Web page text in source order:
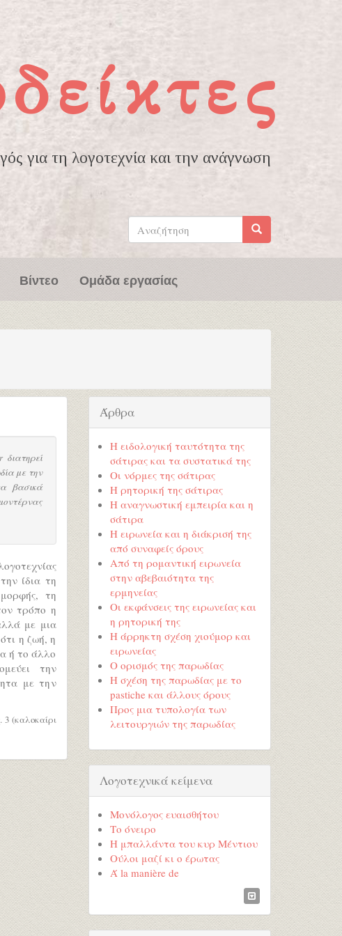
για τη λογοτεχνία και την ανάγνωση
Φόρμα
αναζήτησης
Αναζήτηση
Βίντεο Ομάδα εργασίας
με την
βασικά
ίδια τη
τη
τρόπο η
με μια
η ζωή, η
ή το άλλο
την
με την
3 (καλοκαίρι
Άρθρα
Η ειδολογική ταυτότητα της
σάτιρας και τα συστατικά της
Οι νόρμες της σάτιρας
Η ρητορική της σάτιρας
Η αναγνωστική εμπειρία και η
σάτιρα
Η ειρωνεία και η διάκρισή της
από συναφείς όρους
Από τη ρομαντική ειρωνεία
στην αβεβαιότητα της
ερμηνείας
Οι εκφάνσεις της ειρωνείας και
η ρητορική της
Η άρρηκτη σχέση χιούμορ και
ειρωνείας
Ο ορισμός της παρωδίας
Η σχέση της παρωδίας με το
pastiche και άλλους όρους
Προς μια τυπολογία των
λειτουργιών της παρωδίας
Λογοτεχνικά κείμενα
Μονόλογος ευαισθήτου
Το όνειρο
Η μπαλλάντα του κυρ Μέντιου
Ούλοι μαζί κι ο έρωτας
Ά la manière de